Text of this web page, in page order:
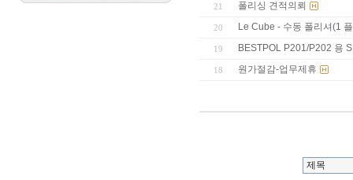
21 폴리싱 견적의뢰
20 Le Cube - 수동 폴리셔(1
19 BESTPOL P201/P202 용
18 원가절감-업무제휴